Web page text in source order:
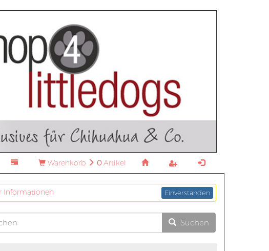
Warenkorb 0 Artikel
Informationen Einverstanden
Suchen